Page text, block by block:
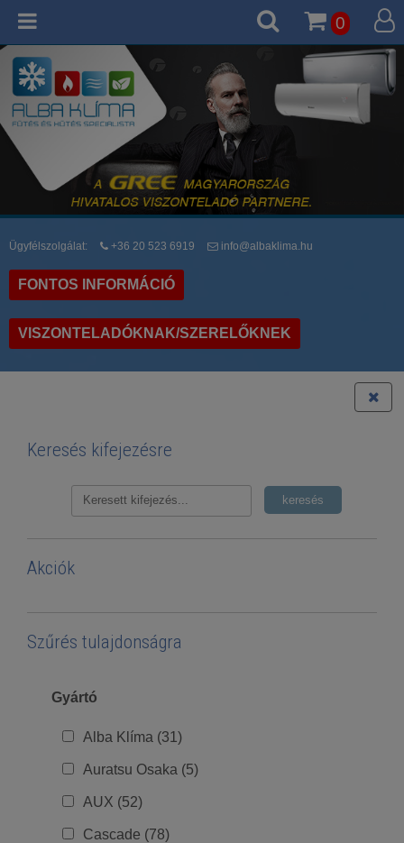
0
Ügyfélszolgálat: +36 20 523 6919 info@albaklima.hu
FONTOS INFORMÁCIÓ
VISZONTELADÓKNAK/SZERELŐKNEK
Keresés kifejezésre
Akciók
Szűrés tulajdonságra
Gyártó
Alba Klíma (31)
Auratsu Osaka (5)
AUX (52)
Cascade (78)